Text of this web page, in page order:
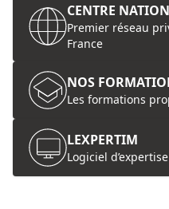
CENTRE
Premier réseau
France
NOS
Les formations
LEXPERTIM
Logiciel